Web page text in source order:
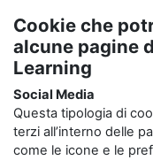
Cookie che
alcune pagine
Learning
Social Media
Questa tipologia di
terzi all’interno delle
come le icone e le